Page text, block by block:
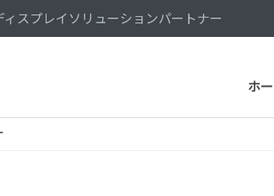
スプレイソリューションパートナー
ホ